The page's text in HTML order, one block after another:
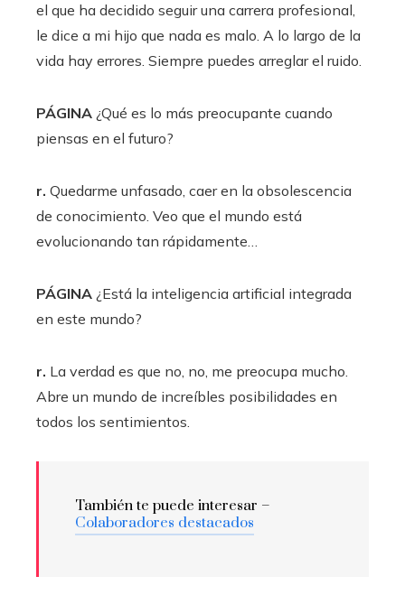
el que ha decidido seguir una carrera profesional,
le dice a mi hijo que nada es malo. A lo largo de la
vida hay errores. Siempre puedes arreglar el ruido.
PÁGINA ¿Qué es lo más preocupante cuando
piensas en el futuro?
r. Quedarme unfasado, caer en la obsolescencia
de conocimiento. Veo que el mundo está
evolucionando tan rápidamente…
PÁGINA ¿Está la inteligencia artificial integrada
en este mundo?
r. La verdad es que no, no, me preocupa mucho.
Abre un mundo de increíbles posibilidades en
todos los sentimientos.
También te puede interesar –
Colaboradores destacados